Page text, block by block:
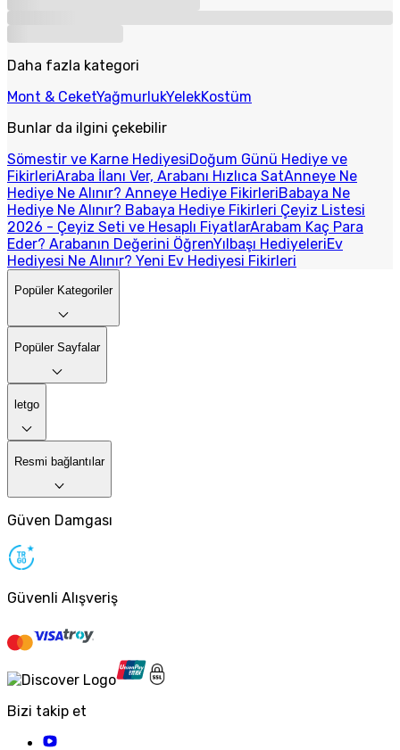
Daha fazla kategori
Mont & CeketYağmurlukYelekKostüm
Bunlar da ilgini çekebilir
Sömestir ve Karne HediyesiDoğum Günü Hediye ve
FikirleriAraba İlanı Ver, Arabanı Hızlıca SatAnneye Ne
Hediye Ne Alınır? Anneye Hediye FikirleriBabaya Ne
Hediye Ne Alınır? Babaya Hediye Fikirleri Çeyiz Listesi
2026 - Çeyiz Seti ve Hesaplı FiyatlarArabam Kaç Para
Eder? Arabanın Değerini ÖğrenYılbaşı HediyeleriEv
Hediyesi Ne Alınır? Yeni Ev Hediyesi Fikirleri
Popüler Kategoriler
Popüler Sayfalar
letgo
Resmi bağlantılar
Güven Damgası
Güvenli Alışveriş
Bizi takip et